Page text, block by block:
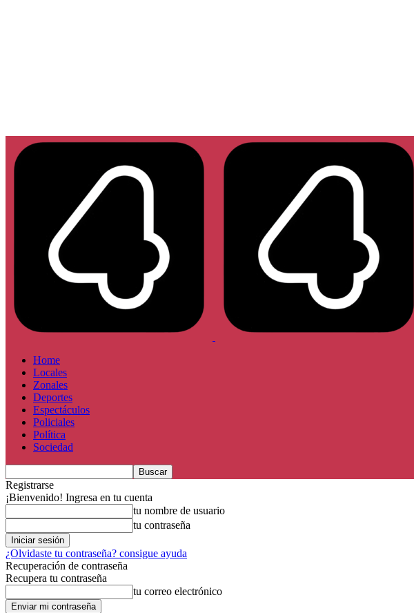
Home
Locales
Zonales
Deportes
Espectáculos
Policiales
Política
Sociedad
Registrarse
¡Bienvenido! Ingresa en tu cuenta
tu nombre de usuario
tu contraseña
¿Olvidaste tu contraseña? consigue ayuda
Recuperación de contraseña
Recupera tu contraseña
tu correo electrónico